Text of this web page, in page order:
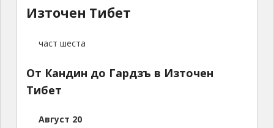
Източен Тибет
част шеста
От Кандин до Гардзъ в Източен
Тибет
Август 20